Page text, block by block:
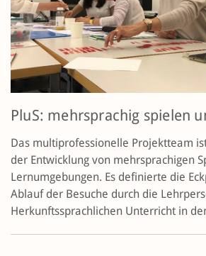
PluS: mehrsprachig spielen
Das multiprofessionelle Projektteam
der Entwicklung von mehrsprachigen
Lernumgebungen. Es definierte die
Ablauf der Besuche durch die
Herkunftssprachlichen Unterricht in